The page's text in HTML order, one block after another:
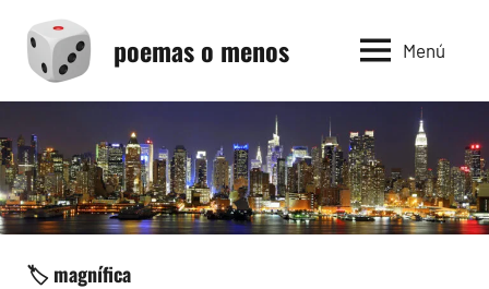
contenido
poemas o menos Menú
🏷️ magnífica